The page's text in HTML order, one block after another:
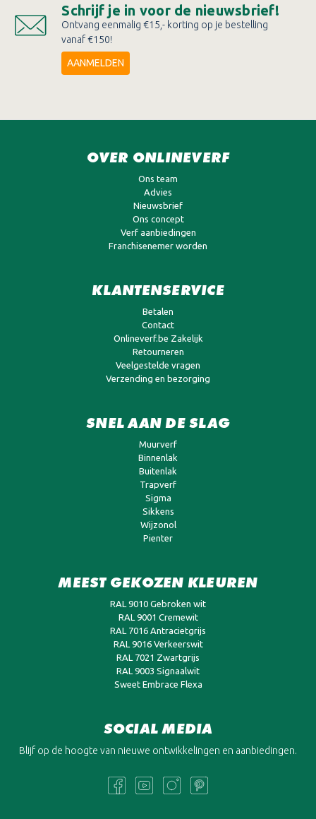
Schrijf je in voor de nieuwsbrief!
Ontvang eenmalig €15,- korting op je bestelling
vanaf €150!
AANMELDEN
OVER ONLINEVERF
Ons team
Advies
Nieuwsbrief
Ons concept
Verf aanbiedingen
Franchisenemer worden
KLANTENSERVICE
Betalen
Contact
Onlineverf.be Zakelijk
Retourneren
Veelgestelde vragen
Verzending en bezorging
SNEL AAN DE SLAG
Muurverf
Binnenlak
Buitenlak
Trapverf
Sigma
Sikkens
Wijzonol
Pienter
MEEST GEKOZEN KLEUREN
RAL 9010 Gebroken wit
RAL 9001 Cremewit
RAL 7016 Antracietgrijs
RAL 9016 Verkeerswit
RAL 7021 Zwartgrijs
RAL 9003 Signaalwit
Sweet Embrace Flexa
SOCIAL MEDIA
Blijf op de hoogte van nieuwe ontwikkelingen en aanbiedingen.